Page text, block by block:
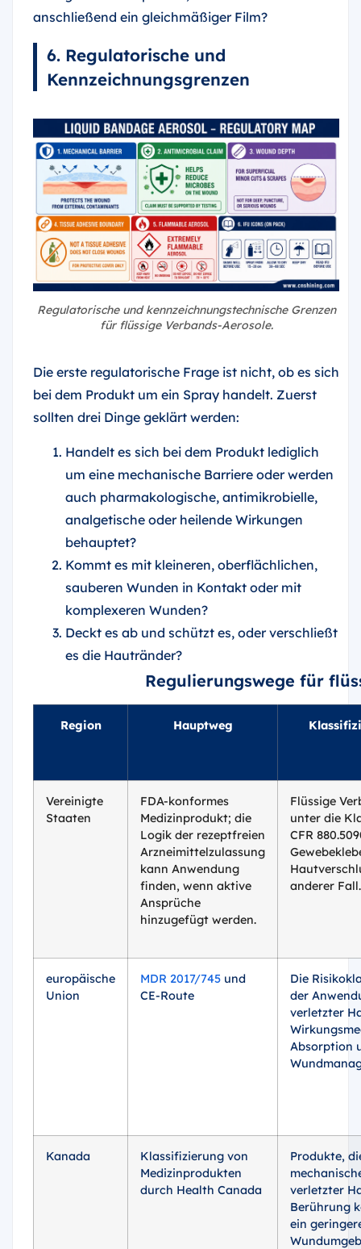
anschließend ein gleichmäßiger Film?
6. Regulatorische und
Kennzeichnungsgrenzen
Regulatorische und kennzeichnungstechnische Grenzen
für flüssige Verbands-Aerosole.
Die erste regulatorische Frage ist nicht, ob es sich
bei dem Produkt um ein Spray handelt. Zuerst
sollten drei Dinge geklärt werden:
Handelt es sich bei dem Produkt lediglich
um eine mechanische Barriere oder werden
auch pharmakologische, antimikrobielle,
analgetische oder heilende Wirkungen
behauptet?
Kommt es mit kleineren, oberflächlichen,
sauberen Wunden in Kontakt oder mit
komplexeren Wunden?
Deckt es ab und schützt es, oder verschließt
es die Hautränder?
Regulierungswege für
Region Hauptweg
Vereinigte
Staaten
FDA-konformes
Medizinprodukt; die
Logik der rezeptfreien
Arzneimittelzulassung
kann Anwendung
finden, wenn aktive
Ansprüche
hinzugefügt werden.
Flüssige
unter die
CFR
anderer Fall.
europäische
Union
MDR 2017/745 und
CE-Route
Die
der
verletzter
Absorption
Kanada
Klassifizierung von
Medizinprodukten
durch Health Canada
Produkte,
verletzter
Berührung
ein